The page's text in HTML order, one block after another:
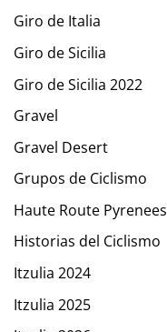
Giro de Italia
Giro de Sicilia
Giro de Sicilia 2022
Gravel
Gravel Desert
Grupos de Ciclismo
Haute Route Pyrenees
Historias del Ciclismo
Itzulia 2024
Itzulia 2025